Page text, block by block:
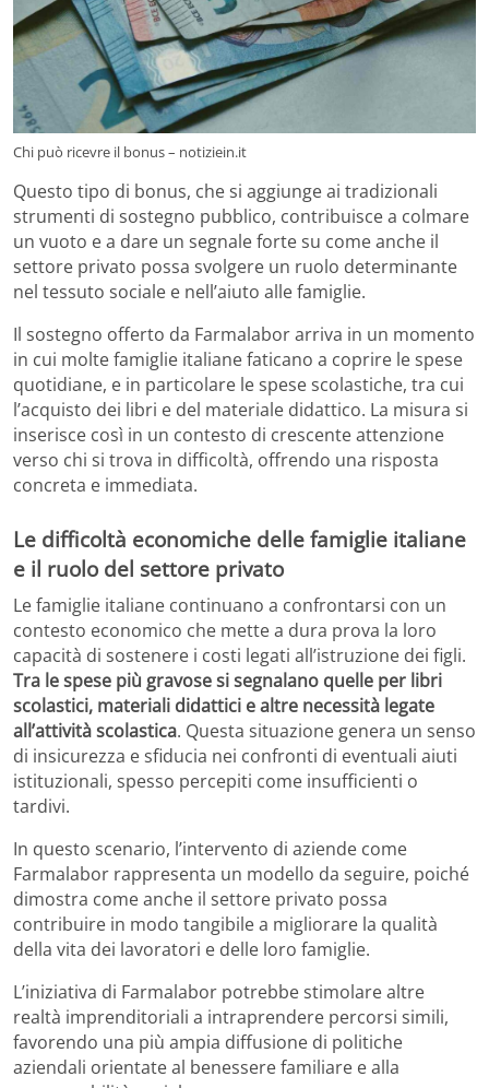
Chi può ricevre il bonus – notiziein.it
Questo tipo di bonus, che si aggiunge ai tradizionali
strumenti di sostegno pubblico, contribuisce a colmare
un vuoto e a dare un segnale forte su come anche il
settore privato possa svolgere un ruolo determinante
nel tessuto sociale e nell’aiuto alle famiglie.
Il sostegno offerto da Farmalabor arriva in un momento
in cui molte famiglie italiane faticano a coprire le spese
quotidiane, e in particolare le spese scolastiche, tra cui
l’acquisto dei libri e del materiale didattico. La misura si
inserisce così in un contesto di crescente attenzione
verso chi si trova in difficoltà, offrendo una risposta
concreta e immediata.
Le difficoltà economiche delle famiglie italiane
e il ruolo del settore privato
Le famiglie italiane continuano a confrontarsi con un
contesto economico che mette a dura prova la loro
capacità di sostenere i costi legati all’istruzione dei figli.
Tra le spese più gravose si segnalano quelle per libri
scolastici, materiali didattici e altre necessità legate
all’attività scolastica. Questa situazione genera un senso
di insicurezza e sfiducia nei confronti di eventuali aiuti
istituzionali, spesso percepiti come insufficienti o
tardivi.
In questo scenario, l’intervento di aziende come
Farmalabor rappresenta un modello da seguire, poiché
dimostra come anche il settore privato possa
contribuire in modo tangibile a migliorare la qualità
della vita dei lavoratori e delle loro famiglie.
L’iniziativa di Farmalabor potrebbe stimolare altre
realtà imprenditoriali a intraprendere percorsi simili,
favorendo una più ampia diffusione di politiche
aziendali orientate al benessere familiare e alla